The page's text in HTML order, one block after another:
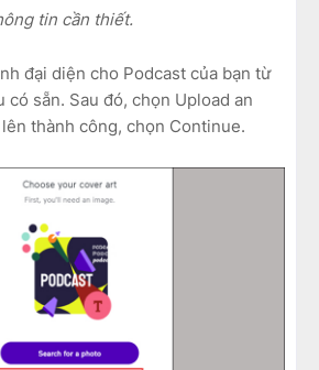
tin cần thiết.
đại diện cho Podcast của bạn từ
có sẵn. Sau đó, chọn Upload an
thành công, chọn Continue.